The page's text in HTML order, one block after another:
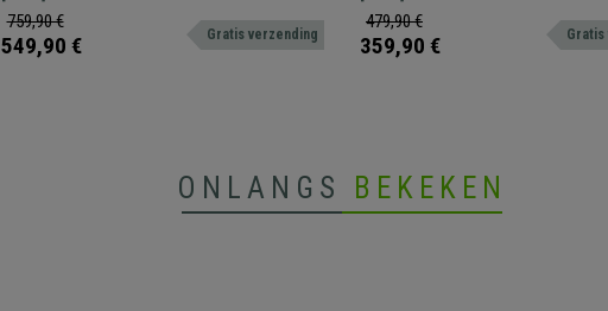
Armleuningen
comfort, geschikt voor intensief gebruik.
759,90 €
549,90 € Gratis verzending
kantelmechanisme en een metalen
479,90 €
359,90 € Gratis
ONLANGS BEKEKEN